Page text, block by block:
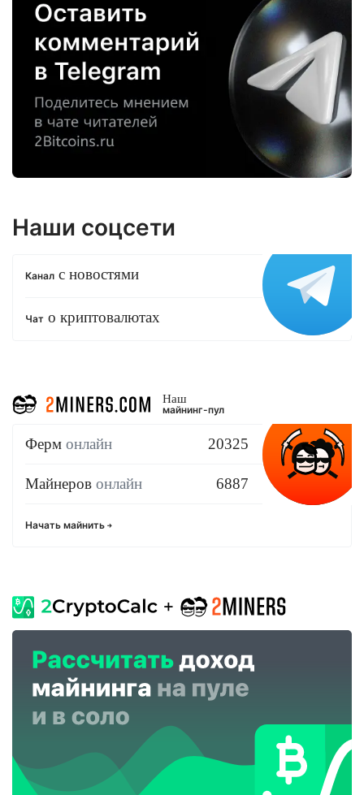
Наши соцсети
Канал с новостями
Чат о криптовалютах
Наш
майнинг-пул
Ферм онлайн 20325
Майнеров онлайн 6887
Начать майнить